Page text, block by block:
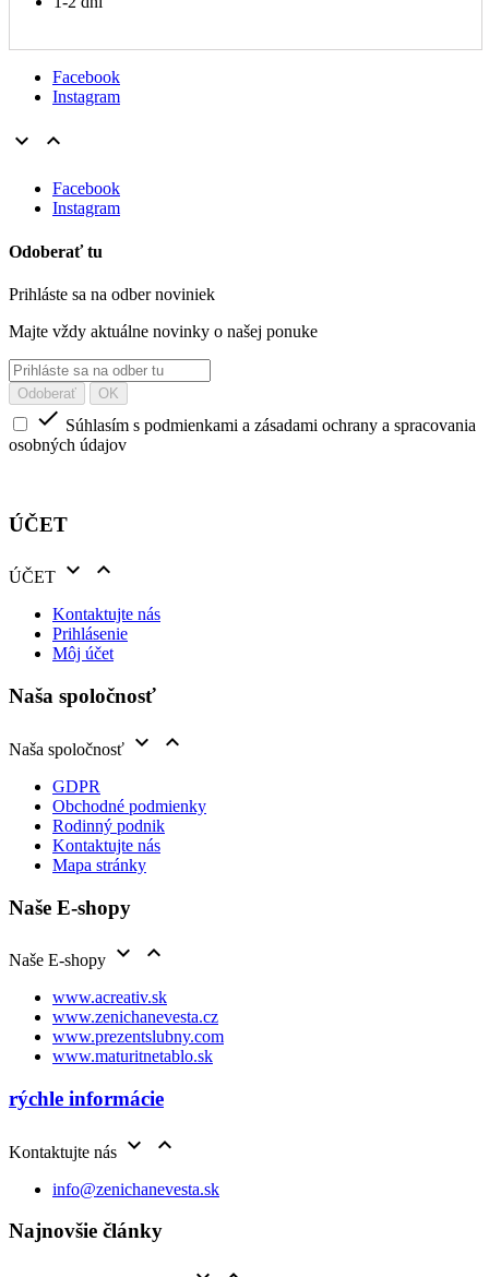
Facebook
Instagram
 
Facebook
Instagram
Odoberať tu
Prihláste sa na odber noviniek
Majte vždy aktuálne novinky o našej ponuke
 Súhlasím s podmienkami a zásadami ochrany a spracovania
osobných údajov
ÚČET
ÚČET  
Kontaktujte nás
Prihlásenie
Môj účet
Naša spoločnosť
Naša spoločnosť  
GDPR
Obchodné podmienky
Rodinný podnik
Kontaktujte nás
Mapa stránky
Naše E-shopy
Naše E-shopy  
www.acreativ.sk
www.zenichanevesta.cz
www.prezentslubny.com
www.maturitnetablo.sk
rýchle informácie
Kontaktujte nás  
info@zenichanevesta.sk
Najnovšie články